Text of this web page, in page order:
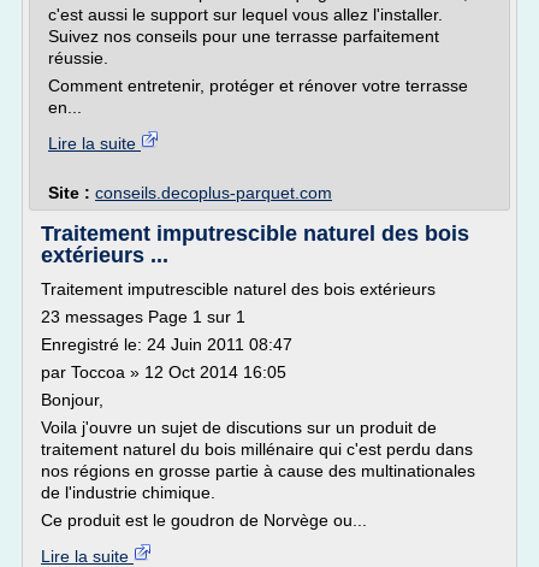
c'est aussi le support sur lequel vous allez l'installer.
Suivez nos conseils pour une terrasse parfaitement
réussie.
Comment entretenir, protéger et rénover votre terrasse
en...
Lire la suite
Site : conseils.decoplus-parquet.com
Traitement imputrescible naturel des bois
extérieurs ...
Traitement imputrescible naturel des bois extérieurs
23 messages Page 1 sur 1
Enregistré le: 24 Juin 2011 08:47
par Toccoa » 12 Oct 2014 16:05
Bonjour,
Voila j'ouvre un sujet de discutions sur un produit de
traitement naturel du bois millénaire qui c'est perdu dans
nos régions en grosse partie à cause des multinationales
de l'industrie chimique.
Ce produit est le goudron de Norvège ou...
Lire la suite